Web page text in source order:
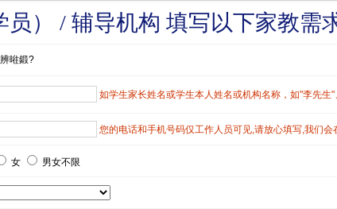
员） / 辅导机构 填写以下家教需
暀鍛?
如学生家长姓名或学生本人姓名或机构名称，如"李先生
您的电话和手机号码仅工作人员可见,请放心填写,我们会
女 男女不限